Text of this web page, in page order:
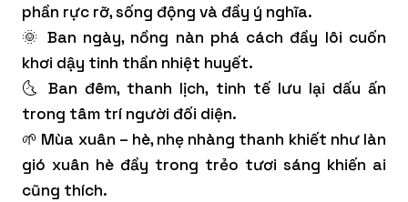
phần rực rỡ, sống động và đầy ý nghĩa.
🌞 Ban ngày, nồng nàn phá cách đầy lôi cuốn
khơi dậy tinh thần nhiệt huyết.
🌜 Ban đêm, thanh lịch, tinh tế lưu lại dấu ấn
trong tâm trí người đối diện.
🌱 Mùa xuân – hè, nhẹ nhàng thanh khiết như làn
gió xuân hè đầy trong trẻo tươi sáng khiến ai
cũng thích.